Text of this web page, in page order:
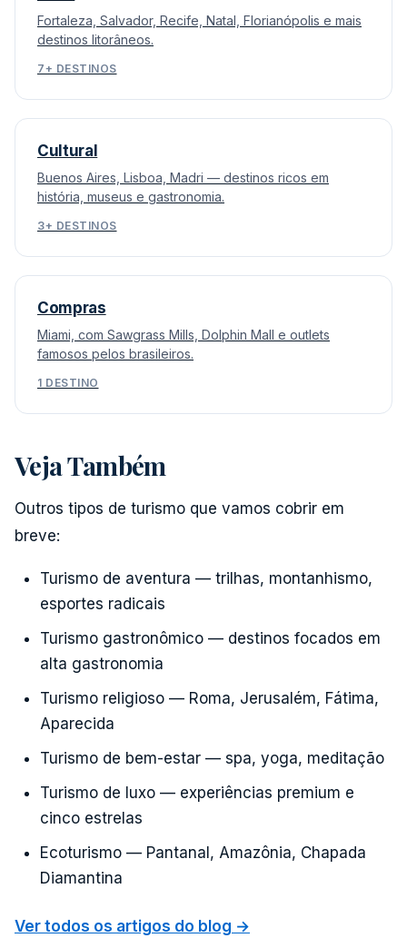
Fortaleza, Salvador, Recife, Natal, Florianópolis e mais
destinos litorâneos.
7+ DESTINOS
Cultural
Buenos Aires, Lisboa, Madri — destinos ricos em
história, museus e gastronomia.
3+ DESTINOS
Compras
Miami, com Sawgrass Mills, Dolphin Mall e outlets
famosos pelos brasileiros.
1 DESTINO
Veja Também
Outros tipos de turismo que vamos cobrir em
breve:
Turismo de aventura — trilhas, montanhismo,
esportes radicais
Turismo gastronômico — destinos focados em
alta gastronomia
Turismo religioso — Roma, Jerusalém, Fátima,
Aparecida
Turismo de bem-estar — spa, yoga, meditação
Turismo de luxo — experiências premium e
cinco estrelas
Ecoturismo — Pantanal, Amazônia, Chapada
Diamantina
Ver todos os artigos do blog →